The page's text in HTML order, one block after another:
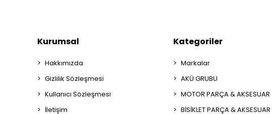
Kurumsal
Hakkımızda
Gizlilik Sözleşmesi
Kullanıcı Sözleşmesi
İletişim
Kategoriler
Markalar
AKÜ GRUBU
MOTOR PARÇA & AKSESUAR
BİSİKLET PARÇA & AKSESUAR